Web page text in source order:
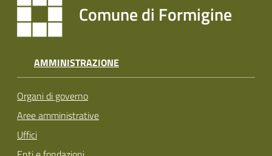
Comune di Formigine
AMMINISTRAZIONE
Organi di governo
Aree amministrative
Uffici